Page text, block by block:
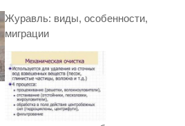
Журавль: виды, особенности,
миграции